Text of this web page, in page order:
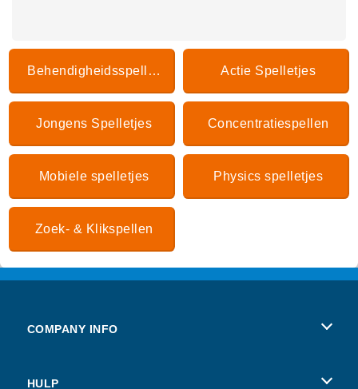
Behendigheidsspelletjes Actie Spelletjes
Jongens Spelletjes Concentratiespellen
Mobiele spelletjes Physics spelletjes
Zoek- & Klikspellen
COMPANY INFO
HULP